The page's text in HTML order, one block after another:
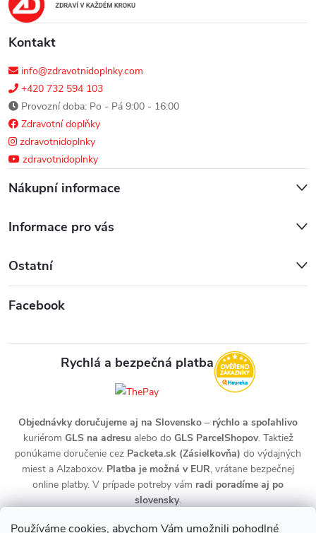
Používáme cookies, abychom Vám umožnili pohodlné
Kontakt
info@zdravotnidoplnky.com
+420 732 594 103
Provozní doba: Po - Pá 9:00 - 16:00
Zdravotní doplňky
zdravotnidoplnky
zdravotnidoplnky
Nákupní informace
Informace pro vás
Ostatní
Facebook
Rychlá a bezpečná platba
Objednávky doručujeme aj na Slovensko – rýchlo a spoľahlivo
kuriérom GLS na adresualebo do GLS ParcelShopov. Taktiež
ponúkame doručenie cez Packeta.sk (Zásielkovňa) do výdajných
miest a Alzaboxov. Platba je možná v EUR, vrátane bezpečnej
online platby. V prípade potreby vám radi poradíme aj po
slovensky.